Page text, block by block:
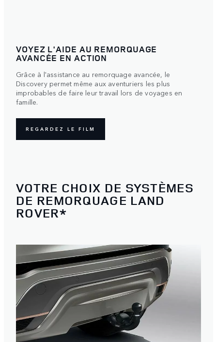
VOYEZ L'AIDE AU REMORQUAGE
AVANCÉE EN ACTION
Grâce à l'assistance au remorquage avancée, le
Discovery permet même aux aventuriers les plus
improbables de faire leur travail lors de voyages en
famille.
REGARDEZ LE FILM
VOTRE CHOIX DE SYSTÈMES
DE REMORQUAGE LAND
ROVER*